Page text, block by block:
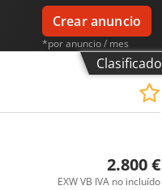
Crear anuncio
*por anuncio / mes
Clasificado
2.800 €
EXW VB IVA no incluído